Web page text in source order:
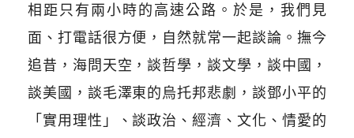
相距只有兩小時的高速公路。於是，我們見
面、打電話很方便，自然就常一起談論。撫今
追昔，海問天空，談哲學，談文學，談中國，
談美國，談毛澤東的烏托邦悲劇，談鄧小平的
「實用理性」、談政治、經濟、文化、情愛的